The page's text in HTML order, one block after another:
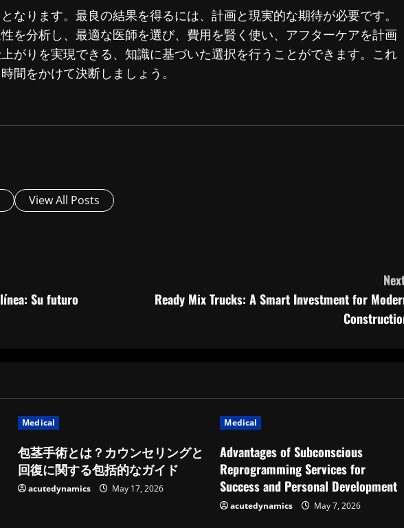
なります。最良の結果を得るには、計画と現実的な期待が必要です。
を分析し、最適な医師を選び、費用を賢く使い、アフターケアを計画
がりを実現できる、知識に基づいた選択を行うことができます。これ
間をかけて決断しましょう。
View All Posts
Su futuro
Ready Mix Trucks: A Smart Investment for
Medical
包茎手術とは？カウンセリングと
回復に関する包括的なガイド
acutedynamics May 17, 2026
Medical
Advantages of Subconscious
Reprogramming Services for
Success and Personal Development
acutedynamics May 7, 2026